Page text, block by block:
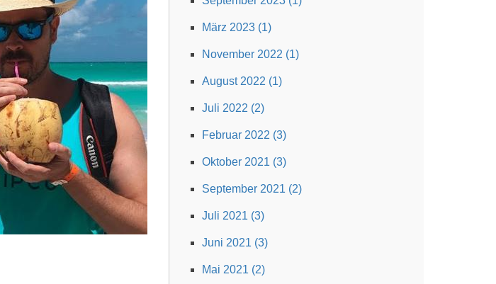
März 2023 (1)
November 2022 (1)
August 2022 (1)
Juli 2022 (2)
Februar 2022 (3)
Oktober 2021 (3)
September 2021 (2)
Juli 2021 (3)
Juni 2021 (3)
Mai 2021 (2)